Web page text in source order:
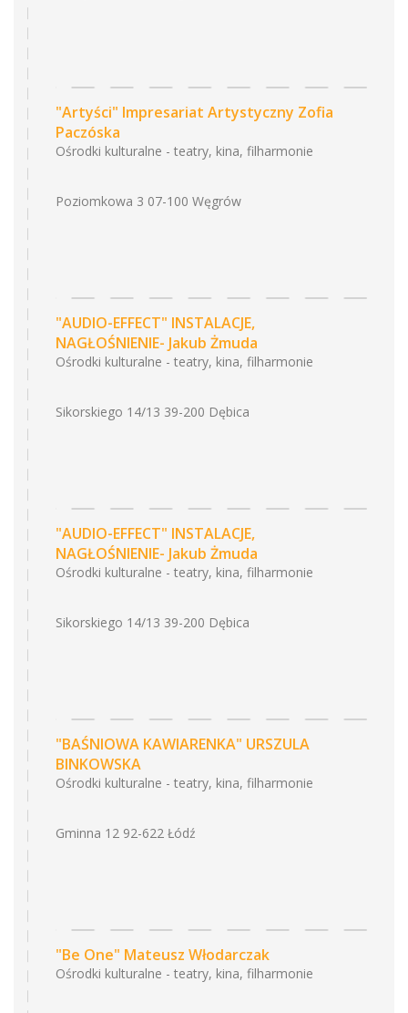
"Artyści" Impresariat Artystyczny Zofia
Paczóska
Ośrodki kulturalne - teatry, kina, filharmonie
Poziomkowa 3 07-100 Węgrów
"AUDIO-EFFECT" INSTALACJE,
NAGŁOŚNIENIE- Jakub Żmuda
Ośrodki kulturalne - teatry, kina, filharmonie
Sikorskiego 14/13 39-200 Dębica
"AUDIO-EFFECT" INSTALACJE,
NAGŁOŚNIENIE- Jakub Żmuda
Ośrodki kulturalne - teatry, kina, filharmonie
Sikorskiego 14/13 39-200 Dębica
"BAŚNIOWA KAWIARENKA" URSZULA
BINKOWSKA
Ośrodki kulturalne - teatry, kina, filharmonie
Gminna 12 92-622 Łódź
"Be One" Mateusz Włodarczak
Ośrodki kulturalne - teatry, kina, filharmonie